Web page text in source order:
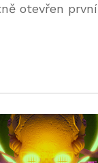
otevřen